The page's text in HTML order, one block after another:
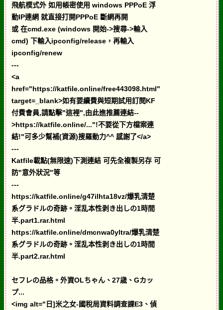
飛航模式外 如用帳密使用 windows PPPoE 浮
動IP連網 就直接打開PPPoE 斷網再開
或 在cmd.exe (windows 開始->搜尋->輸入
cmd) 下輸入ipconfig/release，再輸入
ipconfig/renew
---
<a
href="https://katfile.online/free443098.html"
target=_blank>如有要續費與短期試用訂閱KF
付費會員,請點擊"這裡",由此進推薦連結--
>https://katfile.online/..."!不要從下方檔案連
結!"可多少幫補(資源)搜羅動力^^ 感謝了</a>
---
Katfile載點(無限速)下測連結 可先全複製另存 可
防"意外狀況"等
---
https://katfile.online/g47ilhta18vz/爆乳清楚
系グラドルの奇跡。淫乱本性剥き出しの1時間
半.part1.rar.html
https://katfile.online/dmcnwa0yltra/爆乳清楚
系グラドルの奇跡。淫乱本性剥き出しの1時間
半.part2.rar.html
セフレの品格。外資OLちゃん、27歳、Gカッ
プ...
<img alt="日]米之女-國稅局資料調查課E3、偵